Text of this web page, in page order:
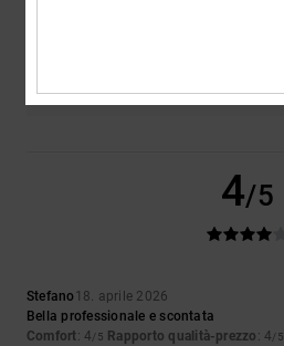
4/5
Stefano18. aprile 2026
Bella professionale e scontata
Comfort: 4/5 Rapporto qualità-prezzo : 4/5